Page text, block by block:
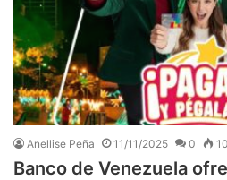
Anellise Peña 11/11/2025 0
Banco de Venezuela